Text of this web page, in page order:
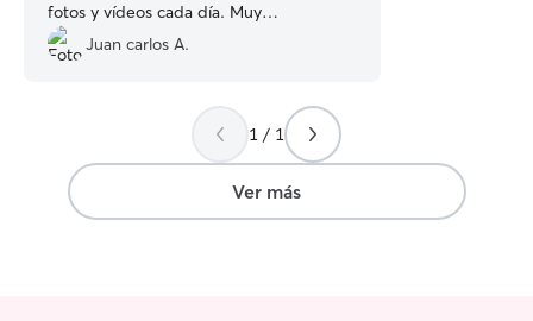
fotos y vídeos cada día. Muy
recomendable para los que amamos a
nuestros peludos y queremos alguien
con ella siempre que necesite que mi
peluda esté bien cuidada
Juan carlos A.
1 / 1
Ver más